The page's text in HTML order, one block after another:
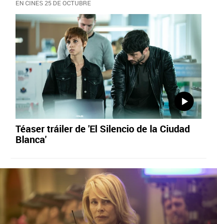
EN CINES 25 DE OCTUBRE
Téaser tráiler de 'El Silencio de la Ciudad
Blanca'